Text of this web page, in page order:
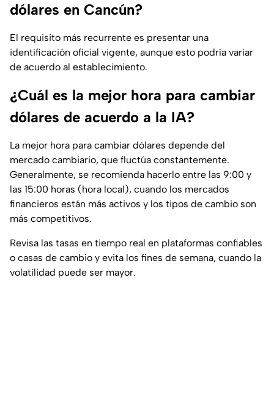
dólares en Cancún?
El requisito más recurrente es presentar una
identificación oficial vigente, aunque esto podría variar
de acuerdo al establecimiento.
¿Cuál es la mejor hora para cambiar
dólares de acuerdo a la IA?
La mejor hora para cambiar dólares depende del
mercado cambiario, que fluctúa constantemente.
Generalmente, se recomienda hacerlo entre las 9:00 y
las 15:00 horas (hora local), cuando los mercados
financieros están más activos y los tipos de cambio son
más competitivos.
Revisa las tasas en tiempo real en plataformas confiables
o casas de cambio y evita los fines de semana, cuando la
volatilidad puede ser mayor.